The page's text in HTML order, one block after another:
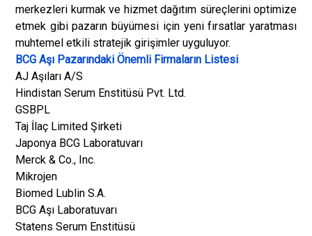
merkezleri kurmak ve hizmet dağıtım süreçlerini optimize
etmek gibi pazarın büyümesi için yeni fırsatlar yaratması
muhtemel etkili stratejik girişimler uyguluyor.
BCG Aşı Pazarındaki Önemli Firmaların Listesi
AJ Aşıları A/S
Hindistan Serum Enstitüsü Pvt. Ltd.
GSBPL
Taj İlaç Limited Şirketi
Japonya BCG Laboratuvarı
Merck & Co., Inc.
Mikrojen
Biomed Lublin S.A.
BCG Aşı Laboratuvarı
Statens Serum Enstitüsü